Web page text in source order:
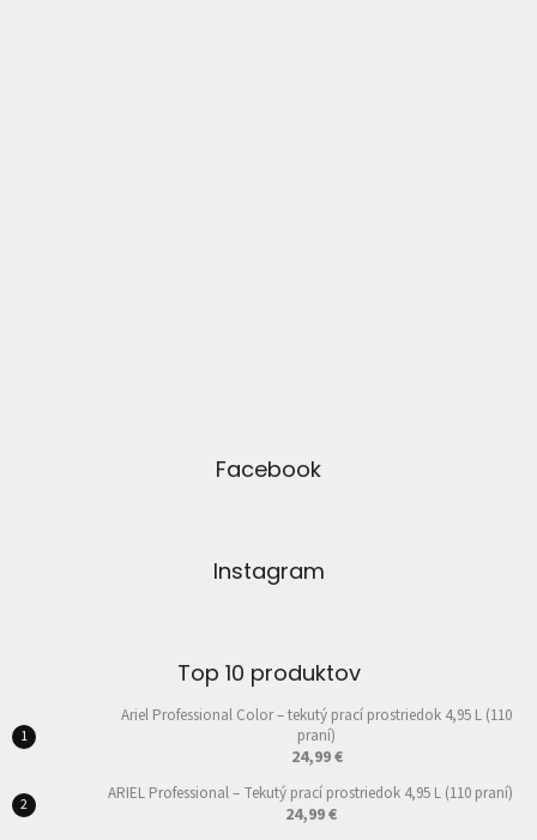
Facebook
Instagram
Top 10 produktov
Ariel Professional Color – tekutý prací prostriedok 4,95 L (110
praní)
24,99 €
ARIEL Professional – Tekutý prací prostriedok 4,95 L (110 praní)
24,99 €